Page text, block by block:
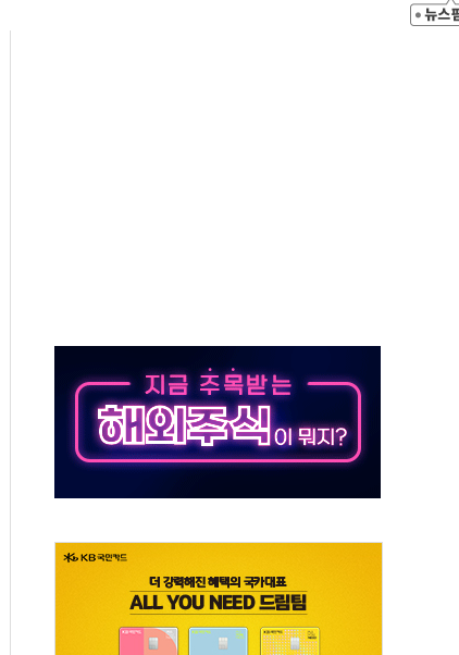
표 체제 공식 출범
', 올리브영 판매 1위 등극
확대
개…모델에 배우 허성태 발탁
라톤 개최
에서 주차로봇 검증한다
직접 취득 착수
부부 재판 출석…과태료 언급에 "깎아주세요"
후공정株 수혜 전망" - 그로쓰리서치
무승부 이상의 승리 예상...추세상 우위"
첫 도입…하반기 전략 점검